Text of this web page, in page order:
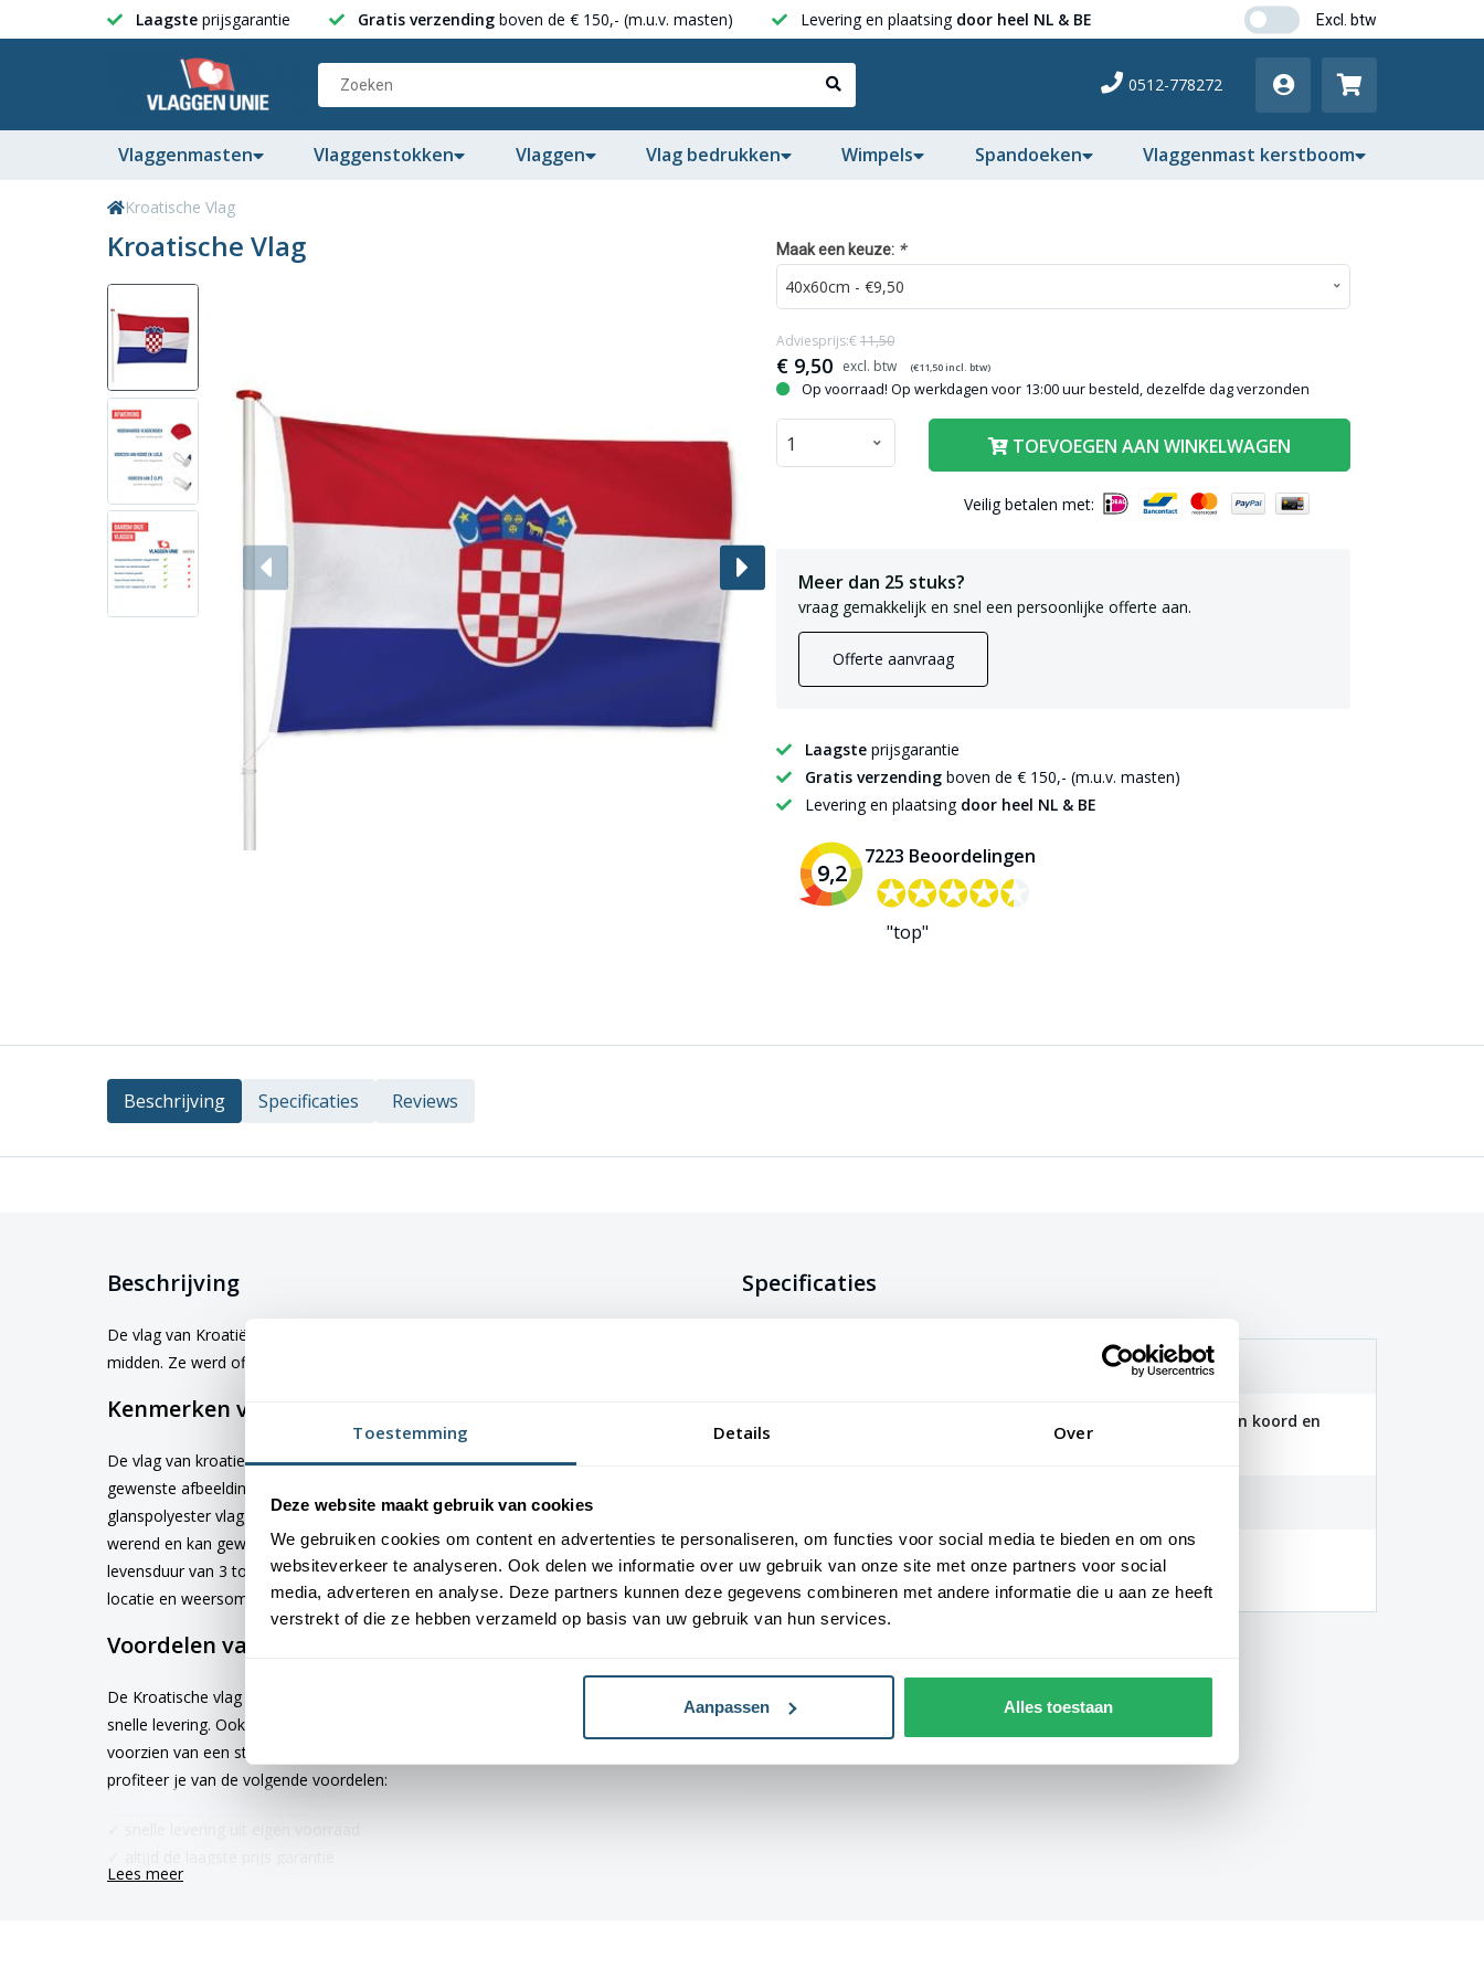
Toestemming Details Over
Deze website maakt gebruik van cookies
We gebruiken cookies om content en advertenties te personaliseren, om functies voor social media te bieden en om ons
websiteverkeer te analyseren. Ook delen we informatie over uw gebruik van onze site met onze partners voor social
media, adverteren en analyse. Deze partners kunnen deze gegevens combineren met andere informatie die u aan ze heeft
verstrekt of die ze hebben verzameld op basis van uw gebruik van hun services.
Aanpassen Alles toestaan
Laagste prijsgarantie Gratis verzending boven de € 150,- (m.u.v. masten) Levering en plaatsing door heel NL & BE
0512-778272
Vlaggenmasten Vlaggenstokken Vlaggen Vlag bedrukken Wimpels Spandoeken Vlaggenmast kerstboom
Kroatische Vlag
Kroatische Vlag Maak een keuze: *
€ 9,50 (€11,50incl. btw)
Adviesprijs:€11,50
Op voorraad! Op werkdagen voor 13:00 uur besteld, dezelfde dag verzonden
TOEVOEGEN AAN WINKELWAGEN
Veilig betalen met:
Meer dan 25 stuks?
vraag gemakkelijk en snel een persoonlijke offerte aan.
Offerte aanvraag
Laagste prijsgarantie
Gratis verzending boven de € 150,- (m.u.v. masten)
Levering en plaatsing door heel NL & BE
9,2
7223 Beoordelingen
✪✪✪✪✪
✪✪✪✪✪
"top"
Beschrijving Specificaties Reviews
Beschrijving
De vlag van Kroatië bestaat uit rood, wit en blauw met het Kroatische wapenschild in het
midden. Ze werd officieel aangenomen op 21 december 1990.
Kenmerken van de Kroatische vlag
De vlag van kroatie is beschikbaar in verschillende gangbare afmetingen. Je kiest de
gewenste afbeelding via de keuze optie. De vlag is gemaakt van 3-draads geweven
glanspolyester vlaggendoek (115 gr/m2). De vlag heeft een kwalitatieve afwerking, is uw-
werend en kan gewassen worden op maximaal 40 graden. De vlag heeft een gemiddelde
levensduur van 3 tot 6 maanden bij continue gebruik. De levensduur is afhankelijk van de
locatie en weersomstandigheden.
Voordelen van de Kroatische vlag kopen bij Vlaggen Unie
De Kroatische vlag wordt standaard uit eigen voorraad geleverd, wat zorgt voor een
snelle levering. Ook zijn onze vlaggen voorzien van een hoogwaardige afwerking. Ze zijn
voorzien van een sterke zoom die vastgezet is met een dubbele stiknaad. Bij ons
profiteer je van de volgende voordelen:
✓ verkrijgbaar in de meest voorkomende formaten
Lees meer
Specificaties
Afmetingen t/m 100x150cm zijn voorzien van een koord en
Levensduur
3-6 maanden (afhankelijk van de locatie en
weersomstandigheden)